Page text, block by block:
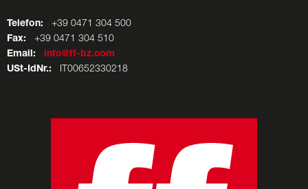
Telefon: +39 0471 304 500
Fax: +39 0471 304 510
Email:
info@ff-bz.com
USt-IdNr.: IT00652330218